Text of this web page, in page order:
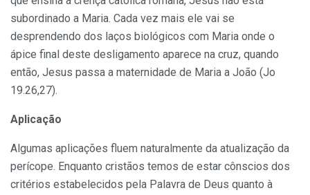
subordinado a Maria. Cada vez mais ele vai se
desprendendo dos laços biológicos com Maria onde o
ápice final deste desligamento aparece na cruz, quando
então, Jesus passa a maternidade de Maria a João (Jo
19.26,27).
Aplicação
Algumas aplicações fluem naturalmente da atualização da
perícope. Enquanto cristãos temos de estar cônscios dos
critérios estabelecidos pela Palavra de Deus quanto à